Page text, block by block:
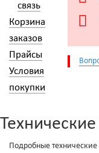
связь
Корзина
заказов
Прайсы
Условия
покупки
Подробные